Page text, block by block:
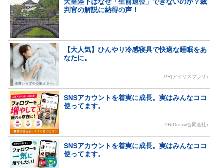
判官の解説に納得の声！
【大人気】ひんやり冷感寝具で快適な睡眠をあ
なたに。
PR(アイリスプラザ)
SNSアカウントを着実に成長。実はみんなココ
使ってます。
PR(Dreaw合同会社)
SNSアカウントを着実に成長。実はみんなココ
使ってます。